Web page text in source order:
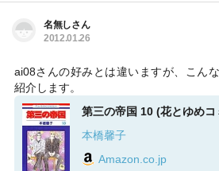
名無しさん
2012.01.26
ai08さんの好みとは違いますが、こん
紹介します。
第三の帝国 10 (花とゆめコ
本橋馨子
Amazon.co.jp